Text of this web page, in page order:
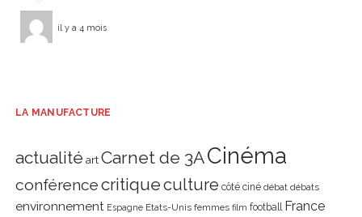
il y a 4 mois
LA MANUFACTURE
actualité art Carnet de 3ACinéma
conférencecritiqueculture côté ciné débat débats
environnement Espagne Etats-Unis femmes film football France